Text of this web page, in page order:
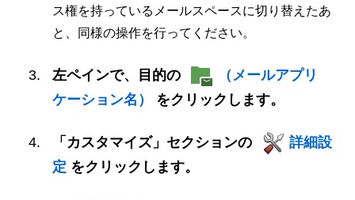
ス権を持っているメールスペースに切り替えたあ
と、同様の操作を行ってください。
左ペインで、目的の
（メールアプリ
ケーション名）
をクリックします。
「カスタマイズ」セクションの
詳細設
定 をクリックします。